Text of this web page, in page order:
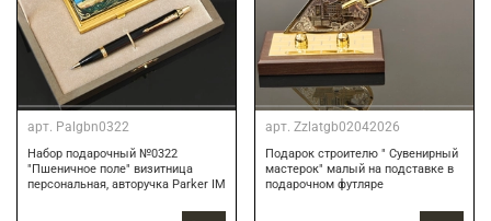
арт. Palgbn0322
Набор подарочный №0322
"Пшеничное поле" визитница
персональная, авторучка Parker IM
арт. Zzlatgb02042026
Подарок строителю " Сувенирный
мастерок" малый на подставке в
подарочном футляре